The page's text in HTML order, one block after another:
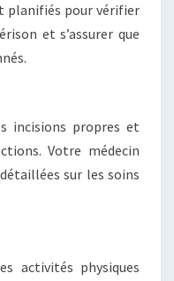
planifiés pour vérifier
et s’assurer que
incisions propres et
Votre médecin
sur les soins
activités physiques